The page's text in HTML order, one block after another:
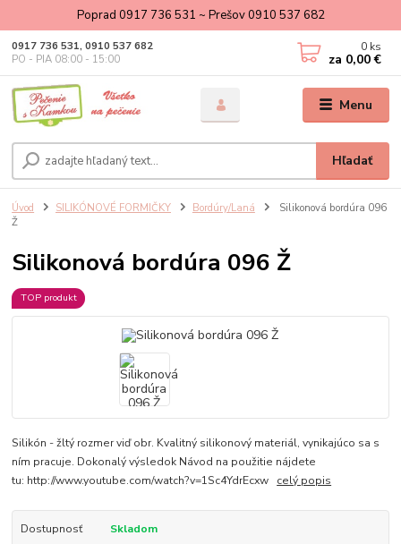
Poprad 0917 736 531 ~ Prešov 0910 537 682
Menu
Hľadať
0917 736 531, 0910 537 682
PO - PIA 08:00 - 15:00
0 ks
za 0,00 €
Úvod SILIKÓNOVÉ FORMIČKY Bordúry/Laná
Silikonová bordúra 096
Ž
Silikonová bordúra 096 Ž
TOP produkt
Silikón - žltý rozmer viď obr. Kvalitný silikonový materiál, vynikajúco sa s
ním pracuje. Dokonalý výsledok Návod na použitie nájdete
tu: http://www.youtube.com/watch?v=1Sc4YdrEcxw celý popis
Dostupnosť Skladom